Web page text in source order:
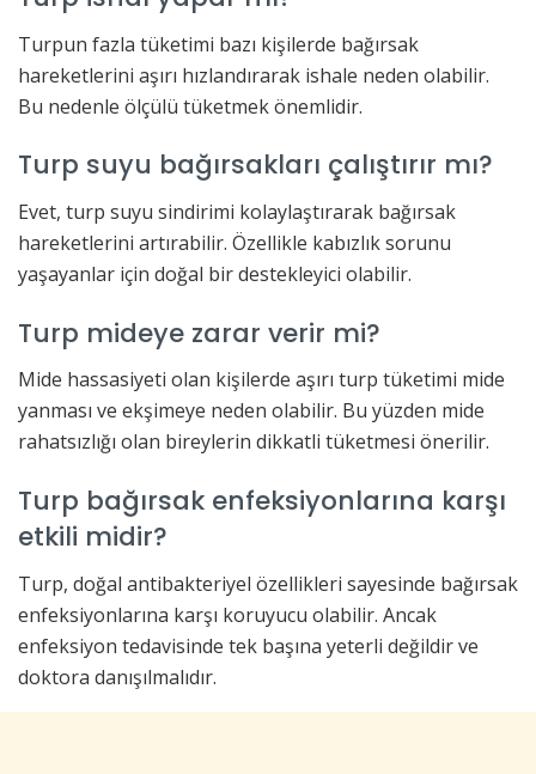
Turpun fazla tüketimi bazı kişilerde bağırsak
hareketlerini aşırı hızlandırarak ishale neden olabilir.
Bu nedenle ölçülü tüketmek önemlidir.
Turp suyu bağırsakları çalıştırır mı?
Evet, turp suyu sindirimi kolaylaştırarak bağırsak
hareketlerini artırabilir. Özellikle kabızlık sorunu
yaşayanlar için doğal bir destekleyici olabilir.
Turp mideye zarar verir mi?
Mide hassasiyeti olan kişilerde aşırı turp tüketimi mide
yanması ve ekşimeye neden olabilir. Bu yüzden mide
rahatsızlığı olan bireylerin dikkatli tüketmesi önerilir.
Turp bağırsak enfeksiyonlarına karşı
etkili midir?
Turp, doğal antibakteriyel özellikleri sayesinde bağırsak
enfeksiyonlarına karşı koruyucu olabilir. Ancak
enfeksiyon tedavisinde tek başına yeterli değildir ve
doktora danışılmalıdır.